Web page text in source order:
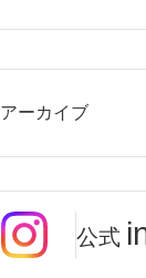
アーカイブ
公式